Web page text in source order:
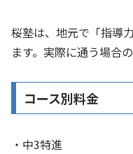
桜塾は、地元で「指導
ます。実際に通う場合
コース別料金
・中3特進